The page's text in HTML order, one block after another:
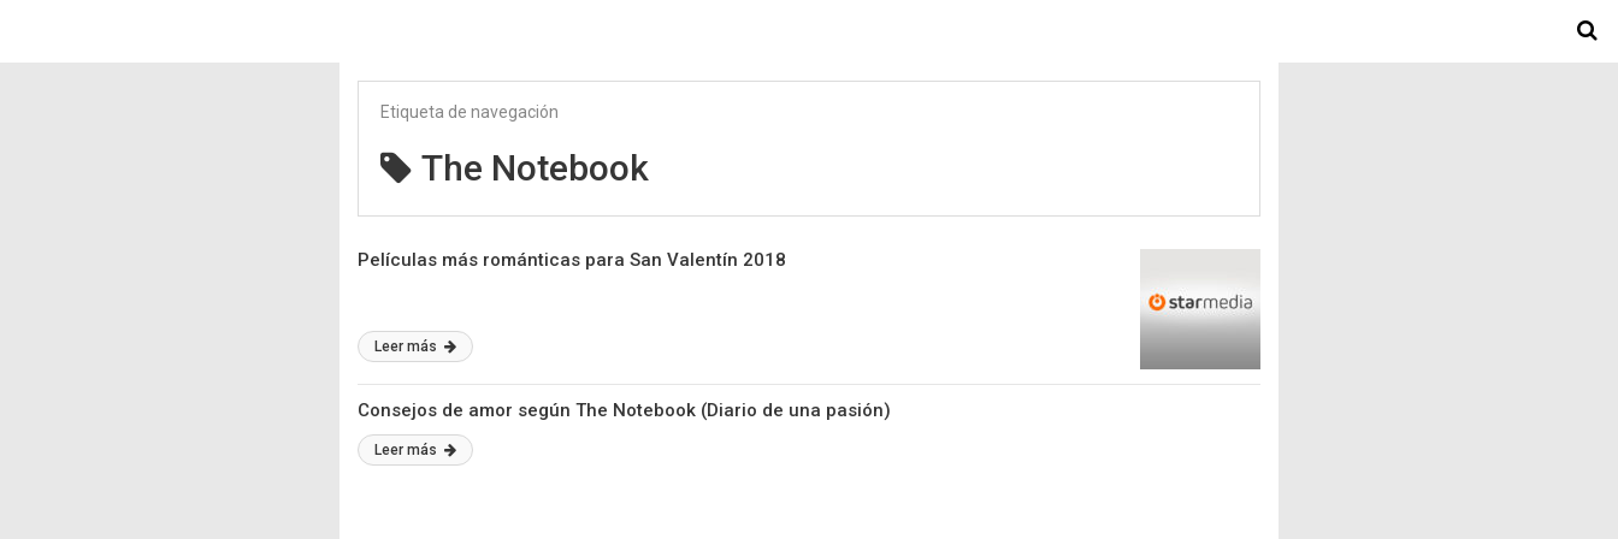
Etiqueta de navegación
The Notebook
Películas más románticas para San Valentín 2018
Leer más
Consejos de amor según The Notebook (Diario de una pasión)
Leer más